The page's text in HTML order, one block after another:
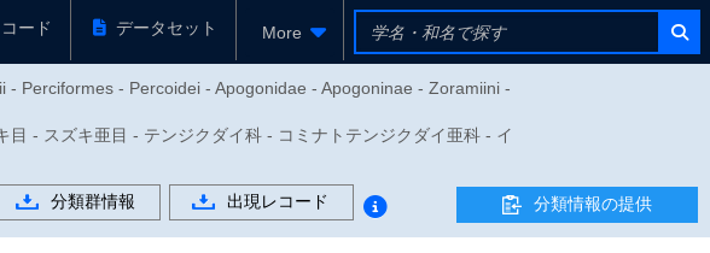
ード データセット More
Perciformes - Percoidei - Apogonidae - Apogoninae - Zoramiini -
- スズキ亜目 - テンジクダイ科 - コミナトテンジクダイ亜科 - イ
分類群情報 出現レコード 分類情報の提供